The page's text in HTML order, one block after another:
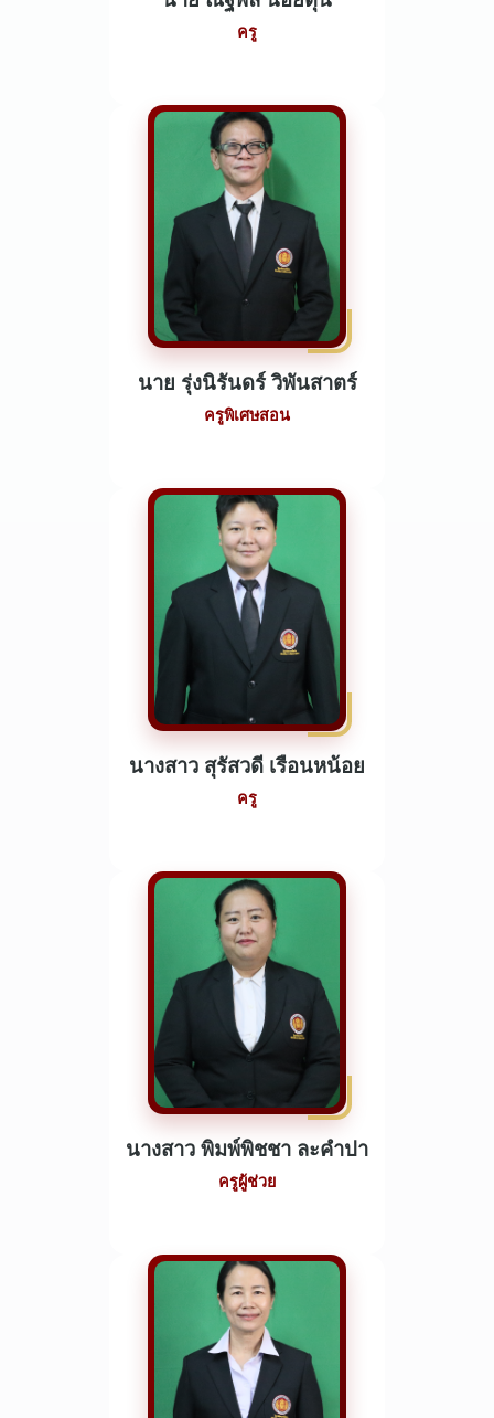
ครู
นาย รุ่งนิรันดร์ วิพันสาตร์
ครูพิเศษสอน
นางสาว สุรัสวดี เรือนหน้อย
ครู
นางสาว พิมพ์พิชชา ละคำปา
ครูผู้ช่วย